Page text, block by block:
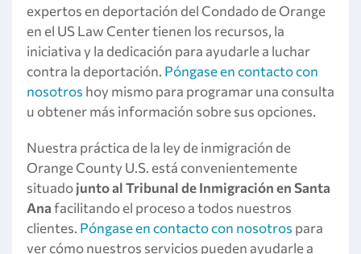
expertos en deportación del Condado de Orange
en el US Law Center tienen los recursos, la
iniciativa y la dedicación para ayudarle a luchar
contra la deportación. Póngase en contacto con
nosotros hoy mismo para programar una consulta
u obtener más información sobre sus opciones.
Nuestra práctica de la ley de inmigración de
Orange County U.S. está convenientemente
situadojunto al Tribunal de Inmigraciónen Santa
Anafacilitando el proceso a todos nuestros
clientes. Póngase en contacto con nosotros para
ver cómo nuestros servicios pueden ayudarle a